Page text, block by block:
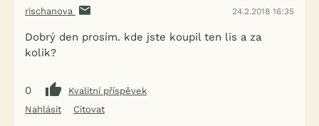
rischanova 24.2.2018 16:35
Dobrý den prosím. kde jste koupil ten lis a za
kolik?
0
Kvalitní příspěvek
Nahlásit
Citovat